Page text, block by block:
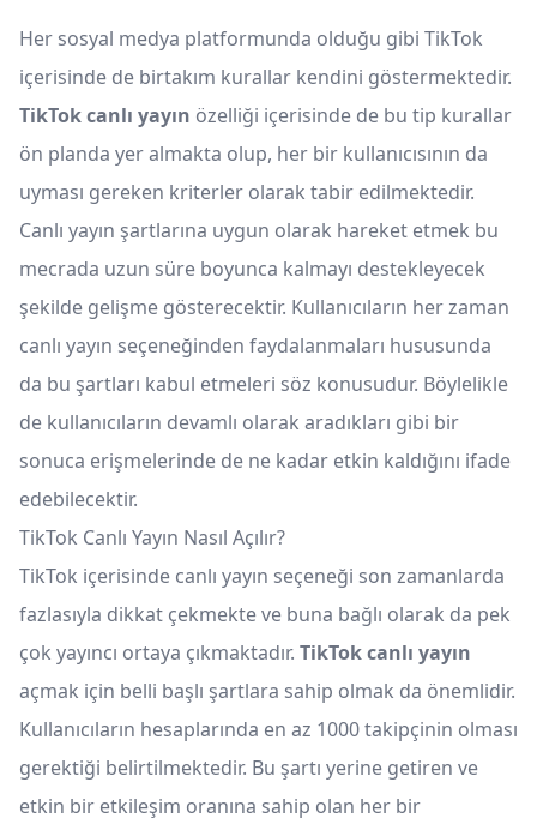
Her sosyal medya platformunda olduğu gibi TikTok
içerisinde de birtakım kurallar kendini göstermektedir.
TikTok canlı yayın özelliği içerisinde de bu tip kurallar
ön planda yer almakta olup, her bir kullanıcısının da
uyması gereken kriterler olarak tabir edilmektedir.
Canlı yayın şartlarına uygun olarak hareket etmek bu
mecrada uzun süre boyunca kalmayı destekleyecek
şekilde gelişme gösterecektir. Kullanıcıların her zaman
canlı yayın seçeneğinden faydalanmaları hususunda
da bu şartları kabul etmeleri söz konusudur. Böylelikle
de kullanıcıların devamlı olarak aradıkları gibi bir
sonuca erişmelerinde de ne kadar etkin kaldığını ifade
edebilecektir.
TikTok Canlı Yayın Nasıl Açılır?
TikTok içerisinde canlı yayın seçeneği son zamanlarda
fazlasıyla dikkat çekmekte ve buna bağlı olarak da pek
çok yayıncı ortaya çıkmaktadır. TikTok canlı yayın
açmak için belli başlı şartlara sahip olmak da önemlidir.
Kullanıcıların hesaplarında en az 1000 takipçinin olması
gerektiği belirtilmektedir. Bu şartı yerine getiren ve
etkin bir etkileşim oranına sahip olan her bir